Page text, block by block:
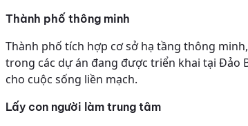
Thành phố thông minh
Thành phố tích hợp cơ sở hạ tầng thông
trong các dự án đang được triển khai tại Đảo
cho cuộc sống liền mạch.
Lấy con người làm trung tâm